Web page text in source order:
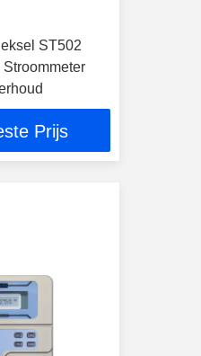
ST502
Prijs